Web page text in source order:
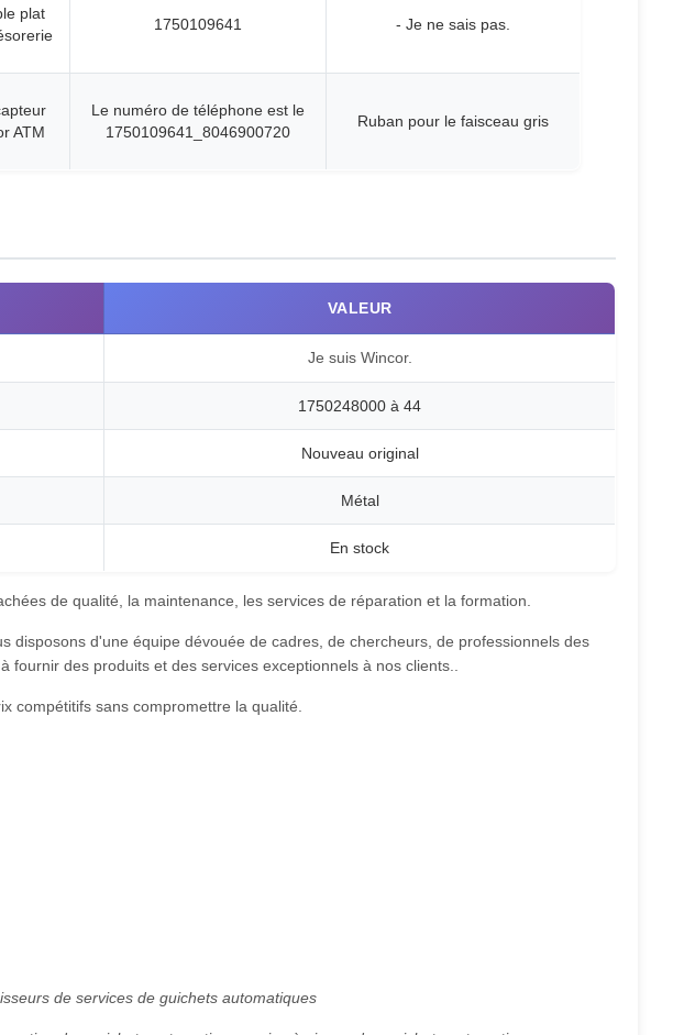
plat
1750109641 - Je ne sais pas.
ATM
Le numéro de téléphone est le
1750109641_8046900720
Ruban pour le faisceau gris
VALEUR
Je suis Wincor.
1750248000 à 44
Nouveau original
Métal
En stock
de qualité, la maintenance, les services de réparation et la formation.
disposons d'une équipe dévouée de cadres, de chercheurs, de professionnels des
des produits et des services exceptionnels à nos clients..
compétitifs sans compromettre la qualité.
de services de guichets automatiques